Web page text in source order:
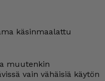
käsinmaalattu
muutenkin
vain vähäisiä käytön